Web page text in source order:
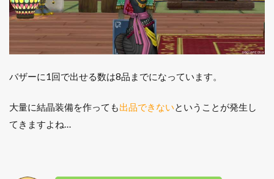
バザーに1回で出せる数は8品までになっています。
大量に結晶装備を作っても出品できないということが発生し
てきますよね…